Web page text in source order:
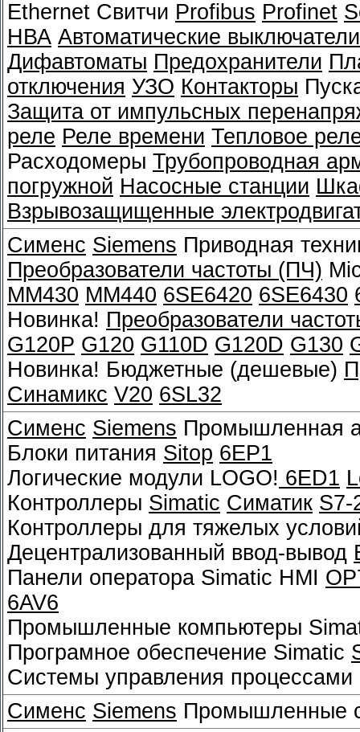
Ethernet Свитчи Profibus Profinet
НВА Автоматические выключатели
Дифавтоматы Предохранители
отключения УЗО Контакторы
Защита от импульсных
реле Реле времени Тепловое
Расходомеры Трубопроводная
погружной Насосные станции
Взрывозащищенные
Сименс Siemens Приводная
Преобразователи частоты (ПЧ)
MM430 MM440 6SE6420 6SE6430
Новинка! Преобразователи
G120P G120 G110D G120D G130
Новинка! Бюджетные (дешевые)
Синамикс V20 6SL32
Сименс Siemens Промышленная
Блоки питания Sitop 6EP1
Логические модули LOGO! 6ED1
Контроллеры Simatic Симатик S7-
Контроллеры для тяжелых
Децентрализованный ввод-вывод
Панели оператора Simatic HMI
6AV6
Промышленные компьютеры
Програмное обеспечение Simatic
Системы управления
Сименс Siemens Промышленные